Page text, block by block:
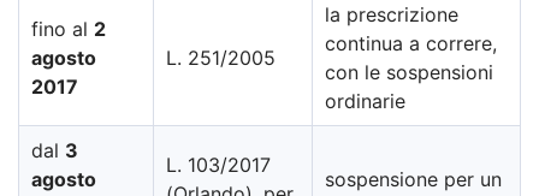
fino al 2
agosto
2017
L. 251/2005
la prescrizione
continua a correre,
con le sospensioni
ordinarie
dal 3
agosto
L. 103/2017
sospensione per un